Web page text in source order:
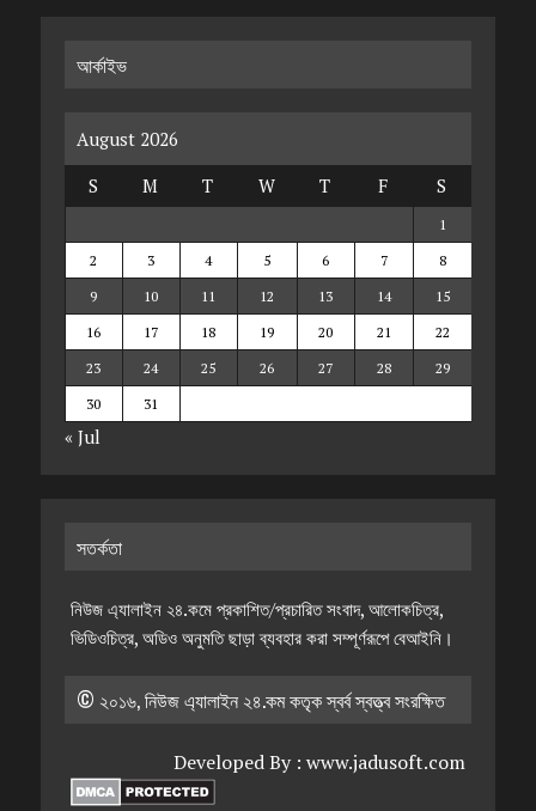
আর্কাইভ
August 2026
S
M T W T F S
1
2
3 4 5 6 7
8
9
10 11 12 13 14
15
16
17 18 19 20 21
22
23
24 25 26 27 28
29
30
31
« Jul
সতর্কতা
নিউজ এ্যালাইন ২৪.কমে প্রকাশিত/প্রচারিত সংবাদ, আলোকচিত্র,
ভিডিওচিত্র, অডিও অনুমতি ছাড়া ব্যবহার করা সম্পূর্ণরূপে বেআইনি।
© ২০১৬, নিউজ এ্যালাইন ২৪.কম কতৃক স্বর্ব স্বত্ত্ব সংরক্ষিত
Developed By :www.jadusoft.com